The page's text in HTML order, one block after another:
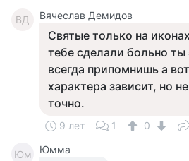
ВД Вячеслав Демидов
Святые только на
тебе сделали больно ты
всегда припомнишь а
характера зависит, но
точно.
9 лет 1 0
Юм Юмма